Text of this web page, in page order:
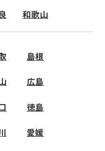
和歌山
島根
広島
徳島
愛媛